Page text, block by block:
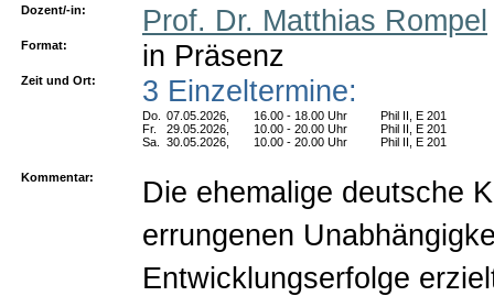
Dozent/-in: Prof. Dr. Matthias Rompel
Format: in Präsenz
Zeit und Ort: 3 Einzeltermine:
Do. 07.05.2026, 16.00 - 18.00 Uhr
Phil II, E 201
Fr.
29.05.2026, 10.00 - 20.00 Uhr
Phil II, E 201
Sa.
30.05.2026, 10.00 - 20.00 Uhr Phil II, E 201
Kommentar:
Die ehemalige deutsche
errungenen
Entwicklungserfolge